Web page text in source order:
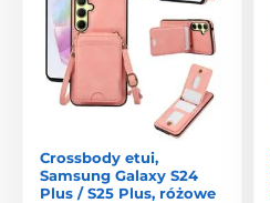
Crossbody etui,
Samsung Galaxy S24
Plus / S25 Plus, różowe